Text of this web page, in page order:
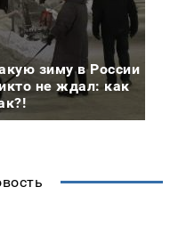
зиму в России
не ждал: как